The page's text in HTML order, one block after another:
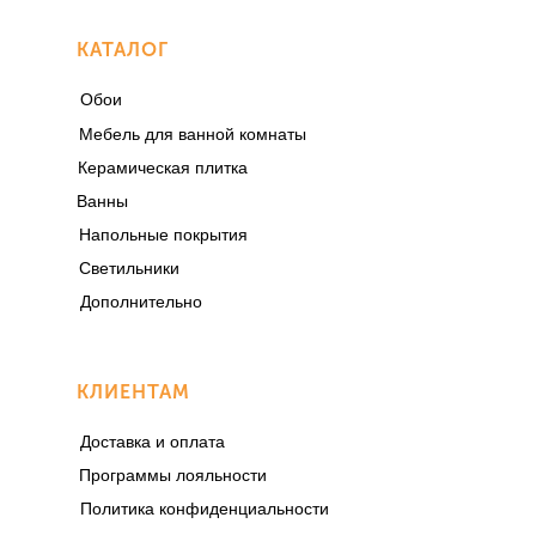
КАТАЛОГ
КЛИЕНТАМ
Обои
Мебель для ванной комнаты
Доставка и оплата
Программы лояльности
Политика конфиденциальности
Напольные покрытия
Светильники
Дополнительно
Керамическая плитка
Ванны